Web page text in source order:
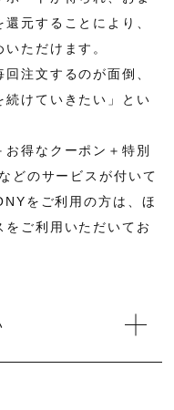
元することにより、
ただけます。
注文するのが面倒、
続けていきたい」とい
得なクーポン＋特別
どのサービスが付いて
をご利用の方は、ほ
ご利用いただいてお